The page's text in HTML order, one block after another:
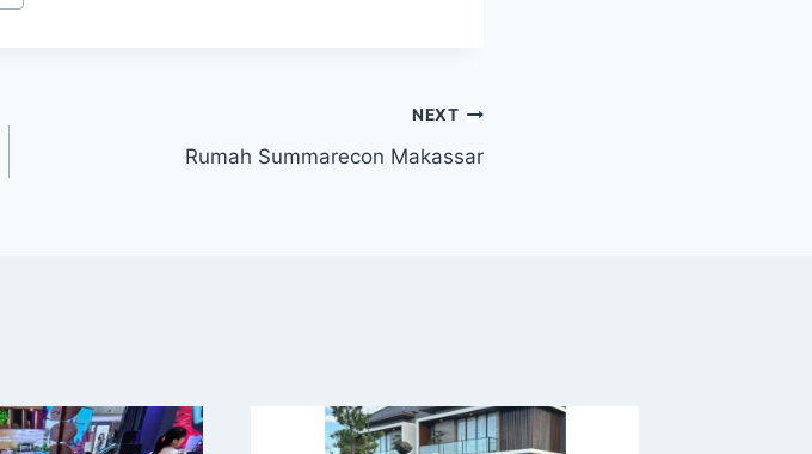
NEXT
Rumah Summarecon Makassar